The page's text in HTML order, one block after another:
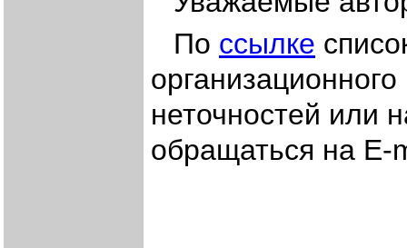
По ссылке
неточностей или
обращаться на E-